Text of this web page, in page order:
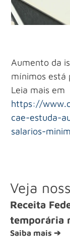
Aumento da
mínimos está
Leia mais em
https://
cae-estuda-
salarios-
Veja
Receita
temporária
Saiba mais ➔